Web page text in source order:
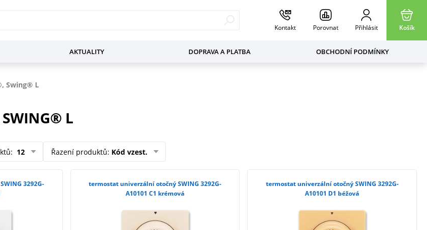
Kontakt Porovnat Přihlásit Košík
AKTUALITY DOPRAVA A PLATBA OBCHODNÍ PODMÍNKY
Swing® L
L
: 12 Řazení produktů: Kód vzest.
3292G-
termostat univerzální otočný SWING 3292G-
A10101 C1 krémová
termostat univerzální otočný SWING 3292G-
A10101 D1 béžová